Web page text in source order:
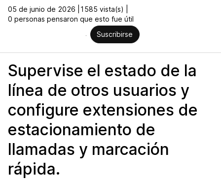
05 de junio de 2026 |
1585 vista(s) |
0 personas pensaron que esto fue útil
Suscribirse
Supervise el estado de la
línea de otros usuarios y
configure extensiones de
estacionamiento de
llamadas y marcación
rápida.